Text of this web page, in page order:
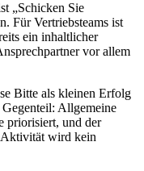
„Schicken Sie
Für Vertriebsteams ist
ein inhaltlicher
vor allem
Bitte als kleinen Erfolg
Allgemeine
priorisiert, und der
Aktivität wird kein